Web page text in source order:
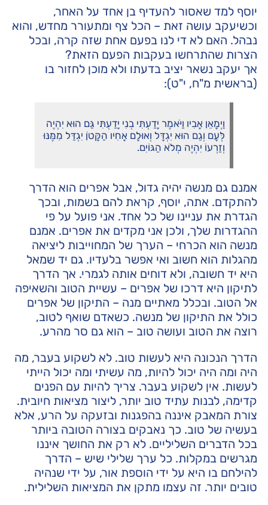
יוסף למד שאסור להעדיף בן אחד על האחר,
וכשיעקב עושה זאת – הכל צף ומתעורר מחדש, והוא
נבהל. האם לא די לנו בפעם אחת שזה קרה, ובכל
הצרות שהתרחשו בעקבות הפעם הזאת?
אך יעקב נשאר יציב בדעתו ולא מוכן לחזור בו
(בראשית מ"ח, י"ט):
וַיְמָאֵן אָבִיו וַיֹּאמֶר יָדַעְתִּי בְנִי יָדַעְתִּי גַּם הוּא יִהְיֶה
לְּעָם וְגַם הוּא יִגְדָּל וְאוּלָם אָחִיו הַקָּטֹן יִגְדַּל מִמֶּנּוּ
וְזַרְעוֹ יִהְיֶה מְלֹא הַגּוֹיִם.
אמנם גם מנשה יהיה גדול, אבל אפרים הוא הדרך
להתקדם. אתה, יוסף, קראת להם בשמות, ובכך
הגדרת את עניינו של כל אחד. אני פועל על פי
ההגדרות שלך, ולכן אני מקדים את אפרים. אמנם
מנשה הוא הכרחי – הערך של המחוייבות ליציאה
מהגלות הוא חשוב ואי אפשר בלעדיו. גם יד שמאל
היא יד חשובה, ולא דוחים אותה לגמרי. אך הדרך
לתיקון היא דרכו של אפרים – עשיית הטוב והשאיפה
אל הטוב. ובכלל מאתיים מנה – התיקון של אפרים
כולל את התיקון של מנשה. כשאדם שואף לטוב,
רוצה את הטוב ועושה טוב – הוא גם סר מהרע.
הדרך הנכונה היא לעשות טוב. לא לשקוע בעבר, מה
היה ומה היה יכול להיות, מה עשיתי ומה יכול הייתי
לעשות. אין לשקוע בעבר. צריך להיות עם הפנים
קדימה, לבנות עתיד טוב יותר, ליצור מציאות חיובית.
צורת המאבק איננה בהפגנות ובזעקה על הרע, אלא
בעשיה של טוב. כך נאבקים בצורה הטובה ביותר
בכל הדברים השליליים. לא רק את החושך איננו
מגרשים במקלות. כל ערך שלילי שיש – הדרך
להילחם בו היא על ידי הוספת אור, על ידי שנהיה
טובים יותר. זה עצמו מתקן את המציאות השלילית.